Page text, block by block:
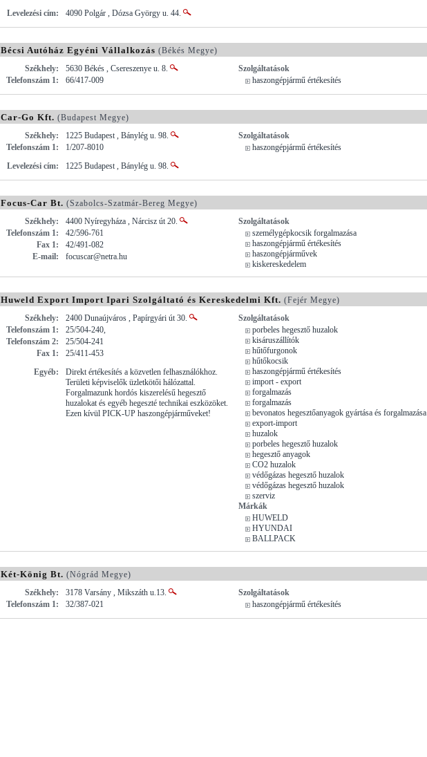
Levelezési cím:
4090 Polgár , Dózsa György u. 44.
Bécsi Autóház Egyéni Vállalkozás (Békés Megye)
Székhely:
5630 Békés , Csereszenye u. 8.
Telefonszám 1:
66/417-009
Szolgáltatások
haszongépjármű értékesítés
Car-Go Kft. (Budapest Megye)
Székhely:
1225 Budapest , Bánylég u. 98.
Telefonszám 1:
1/207-8010
Levelezési cím:
1225 Budapest , Bánylég u. 98.
Szolgáltatások
haszongépjármű értékesítés
Focus-Car Bt. (Szabolcs-Szatmár-Bereg Megye)
Székhely:
4400 Nyíregyháza , Nárcisz út 20.
Telefonszám 1:
42/596-761
Fax 1:
42/491-082
E-mail:
focuscar@netra.hu
Szolgáltatások
személygépkocsik forgalmazása
haszongépjármű értékesítés
haszongépjárművek
kiskereskedelem
Huweld Export Import Ipari Szolgáltató és Kereskedelmi Kft. (Fejér Megye)
Székhely:
2400 Dunaújváros , Papírgyári út 30.
Telefonszám 1:
25/504-240,
Telefonszám 2:
25/504-241
Fax 1:
25/411-453
Egyéb:
Direkt értékesítés a közvetlen felhasználókhoz.
Területi képviselők üzletkötői hálózattal.
Forgalmazunk hordós kiszerelésű hegesztő
huzalokat és egyéb hegeszté technikai eszközöket.
Ezen kívül PICK-UP haszongépjárműveket!
Szolgáltatások
porbeles hegesztő huzalok
kisáruszállítók
hűtőfurgonok
hűtőkocsik
haszongépjármű értékesítés
import - export
forgalmazás
forgalmazás
bevonatos hegesztőanyagok gyártása és forgalmazása
export-import
huzalok
porbeles hegesztő huzalok
hegesztő anyagok
CO2 huzalok
védőgázas hegesztő huzalok
védőgázas hegesztő huzalok
szerviz
Márkák
HUWELD
HYUNDAI
BALLPACK
Két-König Bt. (Nógrád Megye)
Székhely:
3178 Varsány , Mikszáth u.13.
Telefonszám 1:
32/387-021
Szolgáltatások
haszongépjármű értékesítés